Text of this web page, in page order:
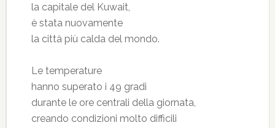
la capitale del Kuwait,
è stata nuovamente
la città più calda del mondo.
Le temperature
hanno superato i 49 gradi
durante le ore centrali della giornata,
creando condizioni molto difficili